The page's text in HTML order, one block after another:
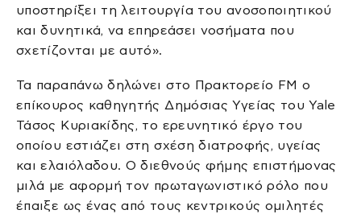
υποστηρίξει τη λειτουργία του ανοσοποιητικού
και δυνητικά, να επηρεάσει νοσήματα που
σχετίζονται με αυτό».
Τα παραπάνω δηλώνει στο Πρακτορείο FM ο
επίκουρος καθηγητής Δημόσιας Υγείας του Yale
Τάσος Κυριακίδης, το ερευνητικό έργο του
οποίου εστιάζει στη σχέση διατροφής, υγείας
και ελαιόλαδου. Ο διεθνούς φήμης επιστήμονας
μιλά με αφορμή τον πρωταγωνιστικό ρόλο που
έπαιξε ως ένας από τους κεντρικούς ομιλητές